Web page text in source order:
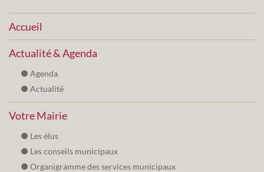
Accueil
Actualité & Agenda
Agenda
Actualité
Votre Mairie
Les élus
Les conseils municipaux
Organigramme des services municipaux